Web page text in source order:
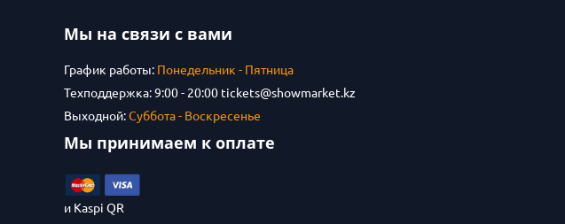
Мы на связи с вами
График работы: Понедельник - Пятница
Техподдержка: 9:00 - 20:00 tickets@showmarket.kz
Выходной:Суббота - Воскресенье
Мы принимаем к оплате
и Kaspi QR